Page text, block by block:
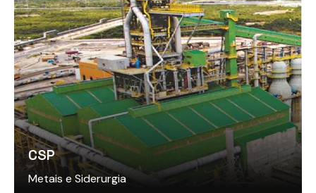
CSP
Metais e Siderurgia